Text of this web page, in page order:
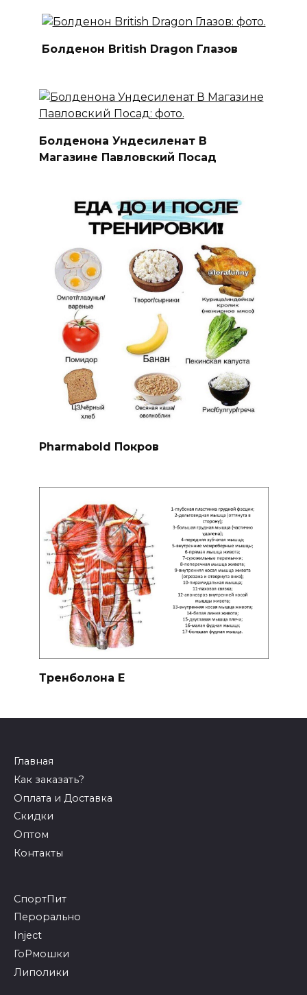
Болденон British Dragon Глазов
Болденона Ундесиленат В
Магазине Павловский Посад
Pharmabold Покров
Тренболона Е
Главная
Как заказать?
Оплата и Доставка
Скидки
Оптом
Контакты
СпортПит
Перорально
Inject
ГоРмошки
Липолики